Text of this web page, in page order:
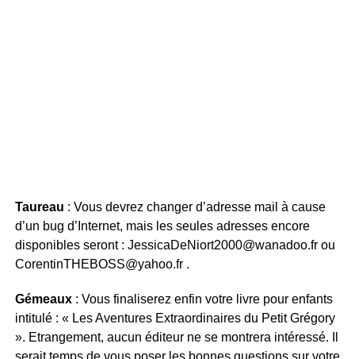
Taureau : Vous devrez changer d’adresse mail à cause
d’un bug d’Internet, mais les seules adresses encore
disponibles seront : JessicaDeNiort2000@wanadoo.frou
CorentinTHEBOSS@yahoo.fr.
Gémeaux : Vous finaliserez enfin votre livre pour enfants
intitulé : « Les Aventures Extraordinaires du Petit Grégory
». Etrangement, aucun éditeur ne se montrera intéressé. Il
serait temps de vous poser les bonnes questions sur votre